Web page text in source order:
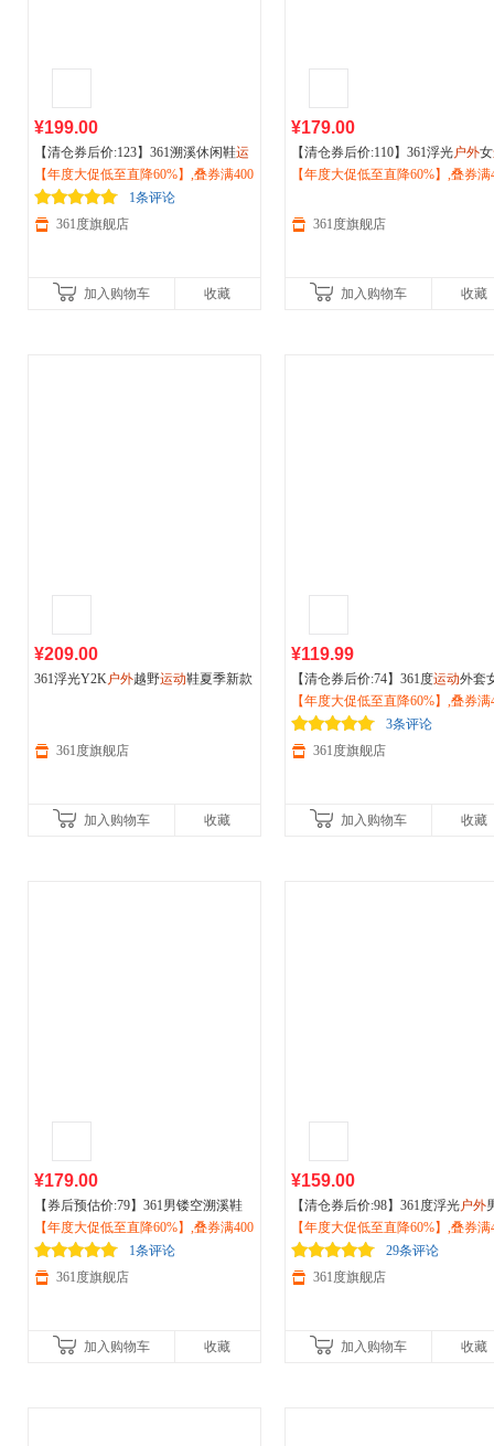
¥199.00
【清仓券后价:123】361溯溪休闲鞋运
动凉鞋女2026夏季透气防滑涉水鞋户
外徒步划水鞋682626775
【年度大促低至直降60%】,叠券满400
减150/600减230,立即抢购！
1条评论
361度旗舰店
加入购物车 收藏
¥179.00
【清仓券后价:110】361浮光户外女
动鞋新款耐磨徒步鞋复古老爹鞋网
【年度大促低至直降60%】,叠券满
361度旗舰店
加入购物车 收藏
¥209.00
361浮光Y2K户外越野运动鞋夏季新款
361度旗舰店
加入购物车 收藏
¥119.99
【清仓券后价:74】361度运动外套
026夏季新款冰丝速干原纱防晒衣
宽松运动服662514606
【年度大促低至直降60%】,叠券满
减150/600减230,立即抢购！
3条评论
361度旗舰店
加入购物车 收藏
¥179.00
【券后预估价:79】361男镂空溯溪鞋
抽绳新品2026夏运动透气网面户外涉
水鞋572523307
【年度大促低至直降60%】,叠券满400
减150/600减230,立即抢购！
1条评论
361度旗舰店
加入购物车 收藏
¥159.00
【清仓券后价:98】361度浮光户外
运动鞋新款耐磨防滑徒步复古老爹
震跑鞋672512202F
【年度大促低至直降60%】,叠券满
减150/600减230,立即抢购！
29条评论
361度旗舰店
加入购物车 收藏